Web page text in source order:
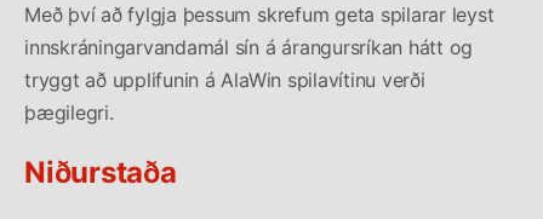
Með því að fylgja þessum skrefum geta spilarar leyst
innskráningarvandamál sín á árangursríkan hátt og
tryggt að upplifunin á AlaWin spilavítinu verði
þægilegri.
Niðurstaða